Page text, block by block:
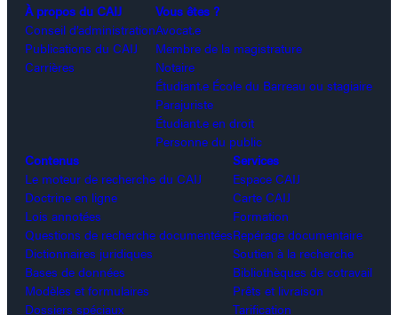
À propos du CAIJ
Conseil d’administration
Publications du CAIJ
Carrières
Vous êtes ?
Avocat.e
Membre de la magistrature
Notaire
Étudiant.e École du Barreau ou stagiaire
Parajuriste
Étudiant.e en droit
Personne du public
Contenus
Le moteur de recherche du CAIJ
Doctrine en ligne
Lois annotées
Questions de recherche documentées
Dictionnaires juridiques
Bases de données
Modèles et formulaires
Dossiers spéciaux
Services
Espace CAIJ
Carte CAIJ
Formation
Repérage documentaire
Soutien à la recherche
Bibliothèques de cotravail
Prêts et livraison
Tarification